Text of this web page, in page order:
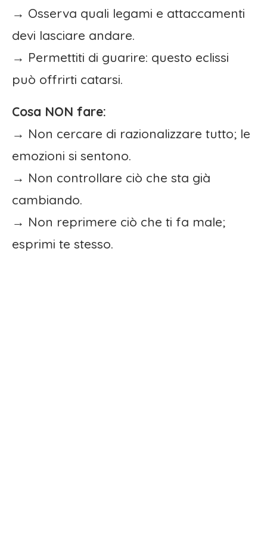
→ Osserva quali legami e attaccamenti
devi lasciare andare.
→ Permettiti di guarire: questo eclissi
può offrirti catarsi.
Cosa NON fare:
→ Non cercare di razionalizzare tutto; le
emozioni si sentono.
→ Non controllare ciò che sta già
cambiando.
→ Non reprimere ciò che ti fa male;
esprimi te stesso.